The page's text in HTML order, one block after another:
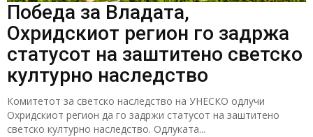
Победа за Владата,
Охридскиот регион го задржа
статусот на заштитено светско
културно наследство
Комитетот за светско наследство на УНЕСКО одлучи
Охридскиот регион да го задржи статусот на заштитено
светско културно наследство. Одлуката...